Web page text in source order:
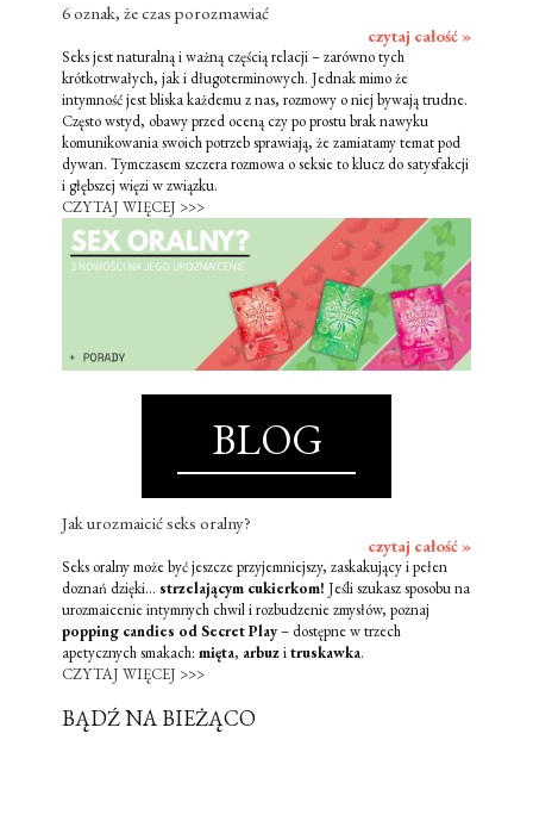
6 oznak, że czas porozmawiać
czytaj całość »
Seks jest naturalną i ważną częścią relacji – zarówno tych
krótkotrwałych, jak i długoterminowych. Jednak mimo że
intymność jest bliska każdemu z nas, rozmowy o niej bywają trudne.
Często wstyd, obawy przed oceną czy po prostu brak nawyku
komunikowania swoich potrzeb sprawiają, że zamiatamy temat pod
dywan. Tymczasem szczera rozmowa o seksie to klucz do satysfakcji
i głębszej więzi w związku.
CZYTAJ WIĘCEJ >>>
BLOG
Jak urozmaicić seks oralny?
czytaj całość »
Seks oralny może być jeszcze przyjemniejszy, zaskakujący i pełen
doznań dzięki... strzelającym cukierkom! Jeśli szukasz sposobu na
urozmaicenie intymnych chwil i rozbudzenie zmysłów, poznaj
popping candies od Secret Play– dostępne w trzech
apetycznych smakach: mięta, arbuzitruskawka.
CZYTAJ WIĘCEJ >>>
BĄDŹ NA BIEŻĄCO